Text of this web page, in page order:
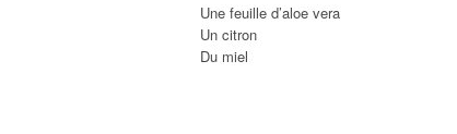
Une feuille d’aloe vera
Un citron
Du miel